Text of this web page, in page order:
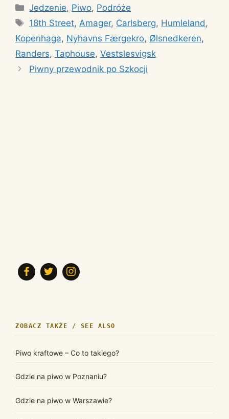
Kategorie
Jedzenie, Piwo, Podróże
Tagi
18th Street,Amager, Carlsberg, Humleland,
Kopenhaga, Nyhavns Færgekro, Ølsnedkeren,
Randers, Taphouse, Vestslesvigsk
Piwny przewodnik po Szkocji
ZOBACZ TAKŻE / SEE ALSO
Piwo kraftowe – Co to takiego?
Gdzie na piwo w Poznaniu?
Gdzie na piwo w Warszawie?